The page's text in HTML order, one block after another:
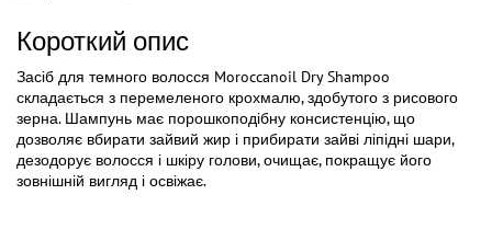
Короткий опис
Засіб для темного волосся Moroccanoil Dry Shampoo
складається з перемеленого крохмалю, здобутого з рисового
зерна. Шампунь має порошкоподібну консистенцію, що
дозволяє вбирати зайвий жир і прибирати зайві ліпідні шари,
дезодорує волосся і шкіру голови, очищає, покращує його
зовнішній вигляд і освіжає.